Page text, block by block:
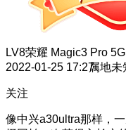
LV8荣耀 Magic3 Pro 5G
2022-01-25 17:27属地未
关注
像中兴a30ultra那样，